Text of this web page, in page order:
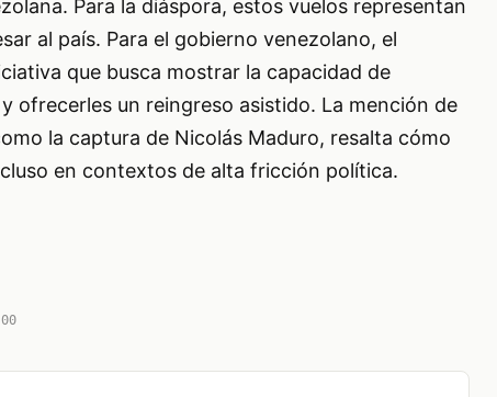
Para la diáspora, estos vuelos representan
al país. Para el gobierno venezolano, el
que busca mostrar la capacidad de
ofrecerles un reingreso asistido. La mención de
la captura de Nicolás Maduro, resalta cómo
en contextos de alta fricción política.